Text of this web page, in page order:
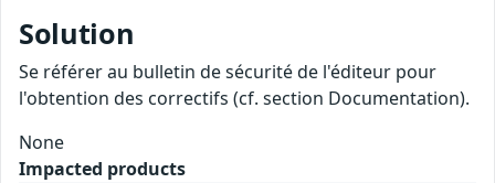
Solution
Se référer au bulletin de sécurité de l'éditeur pour
l'obtention des correctifs (cf. section Documentation).
None
Impacted products